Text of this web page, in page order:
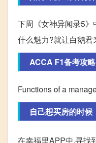
下周《女神异闻录5
什么魅力?就让白鹅君
ACCA F1备考攻
Functions of a
自己想买房的时
在幸福里APP中,寻找